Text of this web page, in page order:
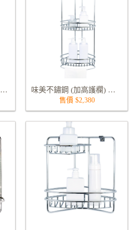
味美不鏽鋼三層牆角架 9240S 味美不鏽鋼 (加高護欄) 三層牆角架含底座 9240RS
售價 $2,380